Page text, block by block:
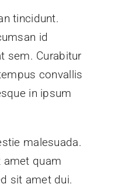
tincidunt.
id
sem. Curabitur
convallis
in ipsum
malesuada.
quam
sit amet dui.